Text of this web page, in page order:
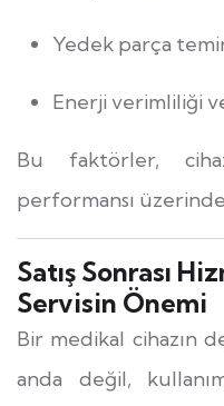
Yedek parça
Enerji verimliliği
Bu faktörler,
performansı
Satış Sonrası
Servisin Önemi
Bir medikal cihazın
anda değil,